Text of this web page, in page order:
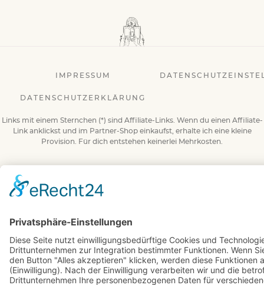
IMPRESSUM
DATENSCHUTZERKLÄRUNG
Links mit einem Sternchen (*) sind Affiliate-Links. Wenn du einen Affiliate-
Link anklickst und im Partner-Shop einkaufst, erhalte ich eine kleine
Provision. Für dich entstehen keinerlei Mehrkosten.